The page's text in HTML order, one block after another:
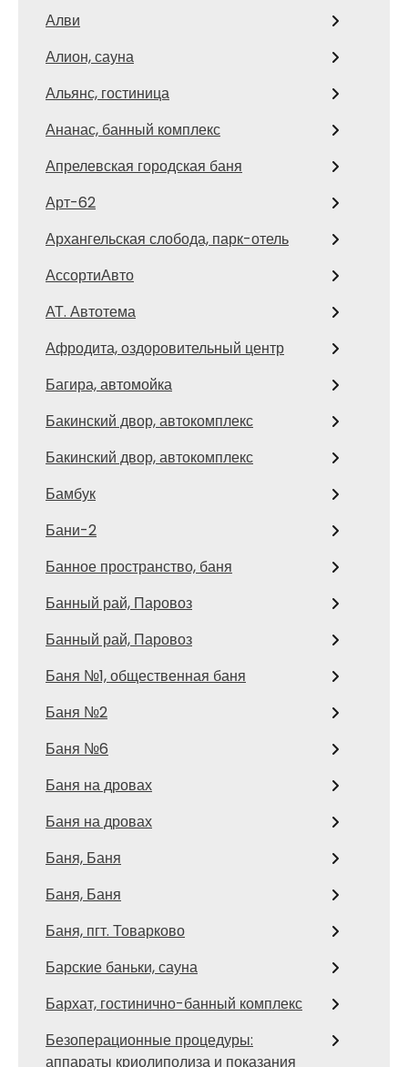
Алви
Алион, сауна
Альянс, гостиница
Ананас, банный комплекс
Апрелевская городская баня
Арт-62
Архангельская слобода, парк-отель
АссортиАвто
АТ. Автотема
Афродита, оздоровительный центр
Багира, автомойка
Бакинский двор, автокомплекс
Бакинский двор, автокомплекс
Бамбук
Бани-2
Банное пространство, баня
Банный рай, Паровоз
Банный рай, Паровоз
Баня №1, общественная баня
Баня №2
Баня №6
Баня на дровах
Баня на дровах
Баня, Баня
Баня, Баня
Баня, пгт. Товарково
Барские баньки, сауна
Бархат, гостинично-банный комплекс
Безоперационные процедуры:
аппараты криолиполиза и показания